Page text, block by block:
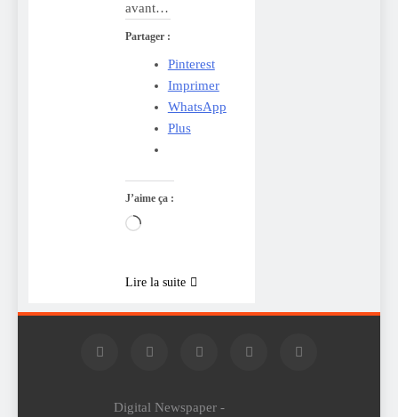
avant…
Partager :
Pinterest
Imprimer
WhatsApp
Plus
J’aime ça :
Chargement…
Lire la suite
Digital Newspaper -